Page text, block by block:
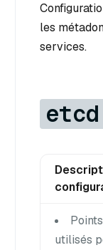
les
services.
utilisés